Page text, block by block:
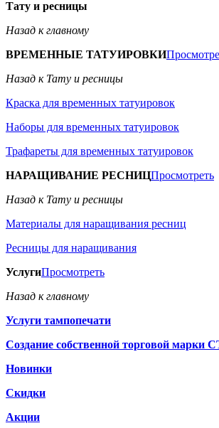
Тату и ресницы
Назад к главному
ВРЕМЕННЫЕ ТАТУИРОВКИ
Назад к Тату и ресницы
Краска для временных татуировок
Наборы для временных татуировок
Трафареты для временных татуировок
НАРАЩИВАНИЕ РЕСНИЦПросмотреть
Назад к Тату и ресницы
Материалы для наращивания ресниц
Ресницы для наращивания
УслугиПросмотреть
Назад к главному
Услуги тампопечати
Создание собственной торговой марки
Новинки
Скидки
Акции